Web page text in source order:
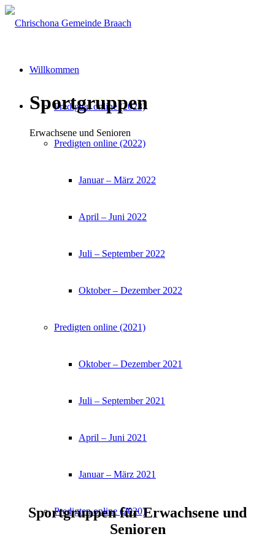
Willkommen
Predigten online (2023)
Predigten online (2022)
Januar – März 2022
April – Juni 2022
Juli – September 2022
Oktober – Dezember 2022
Predigten online (2021)
Oktober – Dezember 2021
Juli – September 2021
April – Juni 2021
Januar – März 2021
Predigten online (2020)
Sportgruppen
Erwachsene und Senioren
Sportgruppen für Erwachsene und
Senioren